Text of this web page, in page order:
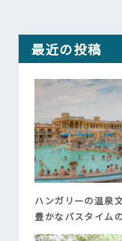
最近の投稿
ハンガリーの温泉
豊かなバスタイム